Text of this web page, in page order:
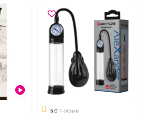
5.0 1 отзыв